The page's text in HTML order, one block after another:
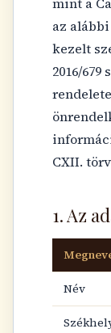
az
kezelt
2016/
CXII.
1. Az
Név